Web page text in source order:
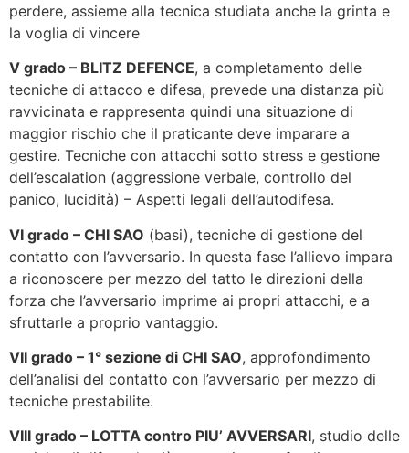
perdere, assieme alla tecnica studiata anche la grinta e
la voglia di vincere
V grado – BLITZ DEFENCE, a completamento delle
tecniche di attacco e difesa, prevede una distanza più
ravvicinata e rappresenta quindi una situazione di
maggior rischio che il praticante deve imparare a
gestire. Tecniche con attacchi sotto stress e gestione
dell’escalation (aggressione verbale, controllo del
panico, lucidità) – Aspetti legali dell’autodifesa.
VI grado – CHI SAO (basi), tecniche di gestione del
contatto con l’avversario. In questa fase l’allievo impara
a riconoscere per mezzo del tatto le direzioni della
forza che l’avversario imprime ai propri attacchi, e a
sfruttarle a proprio vantaggio.
VII grado – 1° sezione di CHI SAO, approfondimento
dell’analisi del contatto con l’avversario per mezzo di
tecniche prestabilite.
VIII grado – LOTTA contro PIU’ AVVERSARI, studio delle